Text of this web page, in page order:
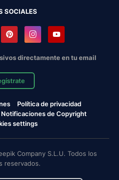
SOCIALES
directamente en tu email
Política de privacidad
Notificaciones de Copyright
settings
Company S.L.U. Todos los
reservados.